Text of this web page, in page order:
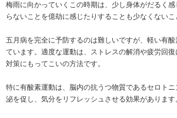
梅雨に向かっていくこの時期は、少し身体がだるく
らないことを億劫に感じたりすることも少なくないこ
五月病を完全に予防するのは難しいですが、軽い有
ています。適度な運動は、ストレスの解消や疲労回
対策にもってこいの方法です。
特に有酸素運動は、脳内の抗うつ物質であるセロト
泌を促し、気分をリフレッシュさせる効果があります